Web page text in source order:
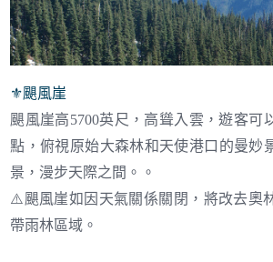
⚜︎颶風崖
颶風崖高5700英尺，高聳入雲，遊客可
點，俯視原始大森林和天使港口的曼妙
景，漫步天際之間。。
⚠️颶風崖如因天氣關係關閉，將改去奧
帶雨林區域。